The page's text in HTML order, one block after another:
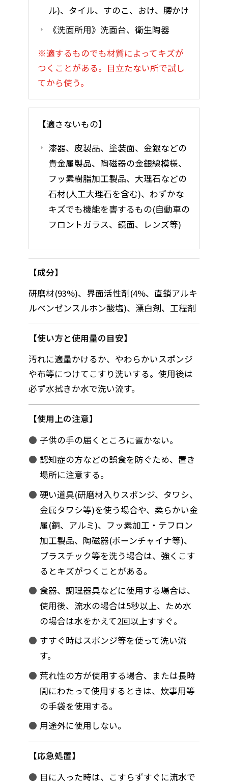
ル)、タイル、すのこ、おけ、腰かけ
《洗面所用》洗面台、衛生陶器
※適するものでも材質によってキズが
つくことがある。目立たない所で試し
てから使う。
【適さないもの】
漆器、皮製品、塗装面、金銀などの
貴金属製品、陶磁器の金銀線模様、
フッ素樹脂加工製品、大理石などの
石材(人工大理石を含む)、わずかな
キズでも機能を害するもの(自動車の
フロントガラス、鏡面、レンズ等)
成分
研磨材(93%)、界面活性剤(4%、直鎖アルキ
ルベンゼンスルホン酸塩)、漂白剤、工程剤
使い方と使用量の目安
汚れに適量かけるか、やわらかいスポンジ
や布等につけてこすり洗いする。使用後は
必ず水拭きか水で洗い流す。
使用上の注意
子供の手の届くところに置かない。
認知症の方などの誤食を防ぐため、置き
場所に注意する。
硬い道具(研磨材入りスポンジ、タワシ、
金属タワシ等)を使う場合や、柔らかい金
属(銅、アルミ)、フッ素加工・テフロン
加工製品、陶磁器(ボーンチャイナ等)、
プラスチック等を洗う場合は、強くこす
るとキズがつくことがある。
食器、調理器具などに使用する場合は、
使用後、流水の場合は5秒以上、ため水
の場合は水をかえて2回以上すすぐ。
すすぐ時はスポンジ等を使って洗い流
す。
荒れ性の方が使用する場合、または長時
間にわたって使用するときは、炊事用等
の手袋を使用する。
用途外に使用しない。
応急処置
目に入った時は、こすらずすぐに流水で